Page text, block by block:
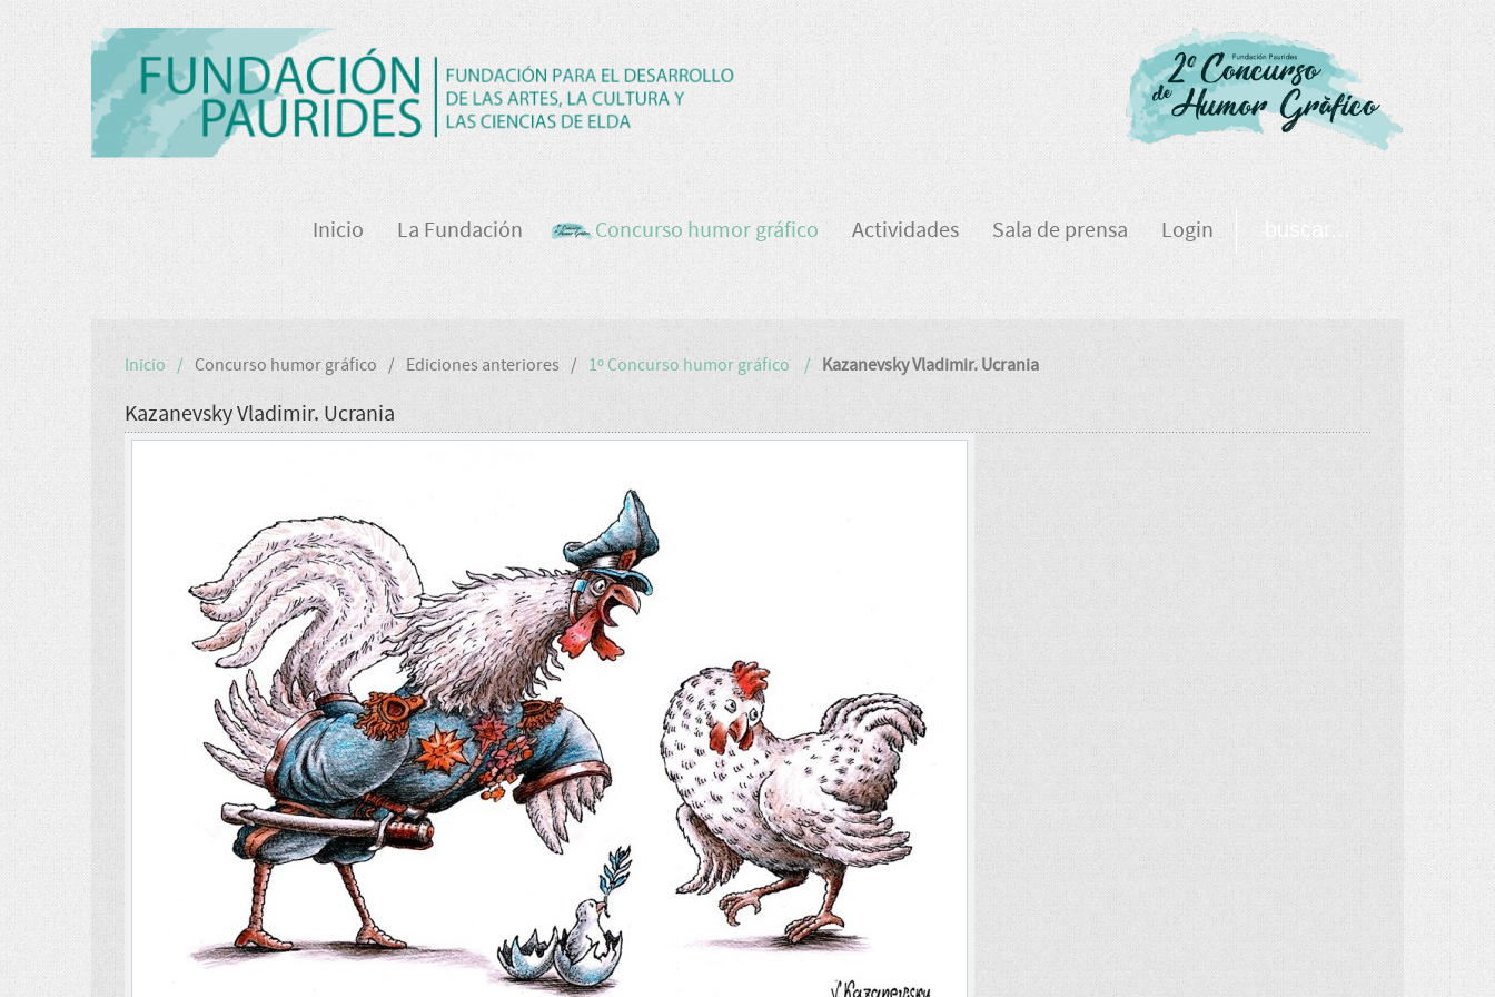
Inicio La Fundación Concurso humor gráfico Actividades Sala de prensa Login
Inicio Concurso humor gráfico Ediciones anteriores 1º Concurso humor gráfico Kazanevsky Vladimir. Ucrania
Kazanevsky Vladimir. Ucrania